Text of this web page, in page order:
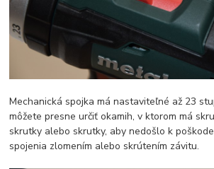
Mechanická spojka má nastaviteľné až 23
môžete presne určiť okamih, v ktorom má
skrutky alebo skrutky, aby nedošlo k
spojenia zlomením alebo skrútením závitu.